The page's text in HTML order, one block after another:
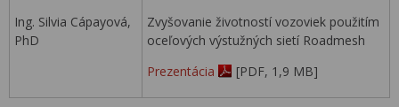
Ing. Silvia Cápayová,
PhD
Zvyšovanie životností vozoviek použitím
oceľových výstužných sietí Roadmesh
Prezentácia
[PDF, 1,9 MB]